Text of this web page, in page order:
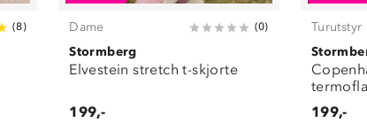
(8) Dame (0)
Stormberg
Elvestein stretch t-skjorte
199,-
Turutstyr
199,-